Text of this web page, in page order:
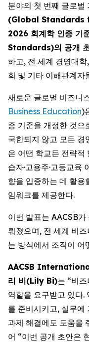
분야의 첫 번째 글로벌
(Global Standards
2026 회계학 인증
Standards)의 공개
하고, 전 세계 경영대
회 및 기타 이해관계자
새로운 글로벌 비즈니
Business Education)
증 기준을 개정한 것으
국한되지 않고 모든 경
은 어떤 학교든 전략적
습자·고용주·고등교육
향을 입증하는 데 활용
임워크를 제공한다.
이번 발표는 AACSB
뤄졌으며, 전 세계 비
는 방식에서 조직이 어
AACSB International
리 비(Lily Bi)는 “비
역할을 요구받고 있다.
를 준비시키고, 실무에
과제 해결에도 도움을
어 “이번 공개 초안은